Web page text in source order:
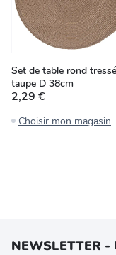
Set de table rond tressé
taupe D 38cm
2,29 €
Choisir mon magasin
NEWSLETTER